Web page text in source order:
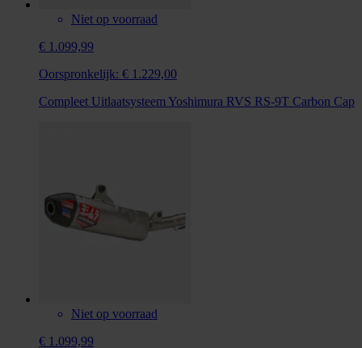
Niet op voorraad
€ 1.099,99
Oorspronkelijk: € 1.229,00
Compleet Uitlaatsysteem Yoshimura RVS RS-9T Carbon Cap
Niet op voorraad
€ 1.099,99